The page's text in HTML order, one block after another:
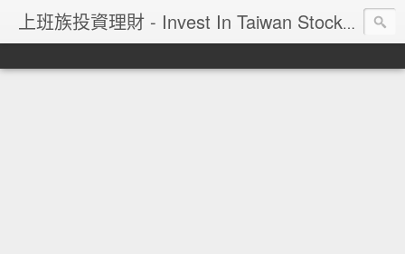
上班族投資理財 - Invest In Taiwan Stock Market